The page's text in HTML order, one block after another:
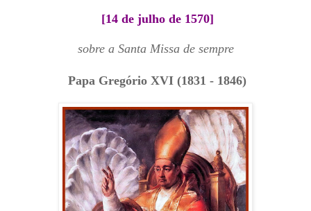
[14 de julho de 1570]
sobre a Santa Missa de sempre
Papa Gregório XVI (1831 - 1846)